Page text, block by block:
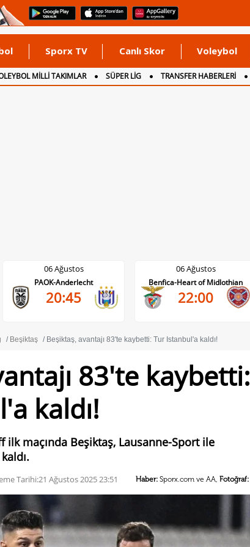
Sporx TV Canlı Skor Voleybol
MİLLİ TAKIMLAR SÜPER LİG TRANSFER HABERLERİ
06 Ağustos
PAOK-Anderlecht
20:45
06 Ağustos
Benfica-Heart of Midlothian
22:00
Beşiktaş Beşiktaş, avantajı 83'te kaybetti: Tur İstanbul'a kaldı!
83'te kaybetti:
kaldı!
ilk maçında Beşiktaş, Lausanne-Sport ile
Tarihi:21 Ağustos 2025 23:51 Haber: Sporx.com ve AA, Fotoğraf: